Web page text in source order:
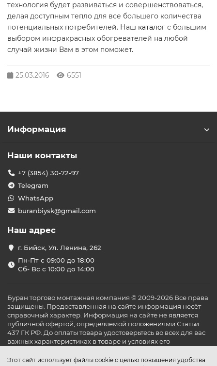
технология будет развиваться и совершенствоваться,
делая доступным тепло для все большего количества
потенциальных потребителей. Наш каталог с большим
выбором инфракрасных обогревателей на любой
случай жизни Вам в этом поможет.
25.03.2016 6551
Этот сайт использует файлы cookie с целью повышения удобства
Информация
Наши контакты
+7 (3854) 30-72-97
Telegram
WhatsApp
buranbiysk@gmail.com
Наш адрес
г. Бийск, Ул. Ленина, 262
Пн-Пт с 09:00 до 18:00
Сб- Вс с 10:00 до 14:00
Буран торгово монтажная компания © 2009-2026 Все права
защищены. Предоставленная на сайте информация несёт
справочный характер. Информация на сайте не является
публичной офертой, определяемой положениями Статьи
437 ГК РФ. До оплаты товара удостоверьтесь во всех для вас
важных характеристиках в товаре и условиях его